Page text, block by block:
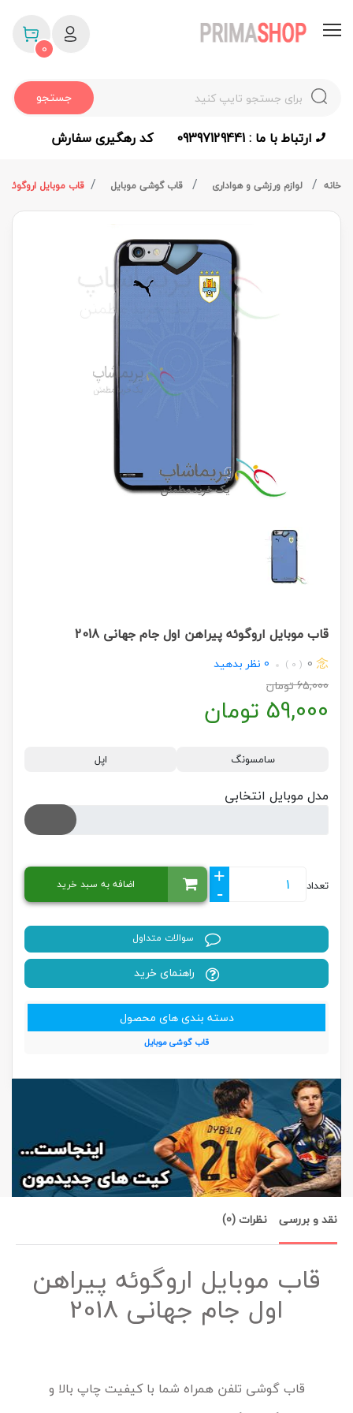
جستجو
0
ارتباط با ما : 09397129441 کد رهگیری سفارش
خانه لوازم ورزشی و هواداری قاب گوشی موبایل قاب موبایل اروگوئه
قاب موبایل اروگوئه پیراهن اول جام جهانی 2018
0
( 0 )
0 نظر بدهید
65,000تومان
59,000 تومان
سامسونگ اپل
مدل موبایل انتخابی
تعداد
+
-
اضافه به سبد خرید
سوالات متداول
راهنمای خرید
دسته بندی های محصول
قاب گوشی موبایل
نقد و بررسی نظرات (0)
قاب موبایل اروگوئه پیراهن
اول جام جهانی 2018
قاب گوشی تلفن همراه شما با کیفیت چاپ بالا و